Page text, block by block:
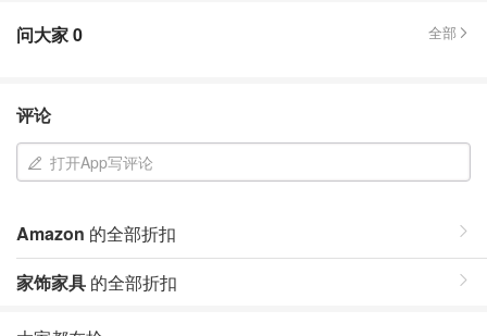
问大家0 全部
评论
打开App写评论
Amazon 的全部折扣
家饰家具 的全部折扣